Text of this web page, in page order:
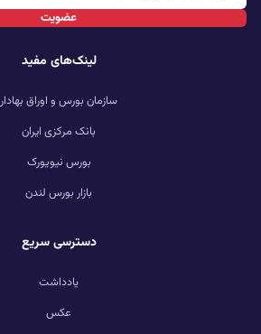
عضویت
لینک‌های مفید
سازمان بورس و اوراق بهادار
بانک مرکزی ایران
بورس نیویورک
بازار بورس لندن
دسترسی سریع
یادداشت
عکس